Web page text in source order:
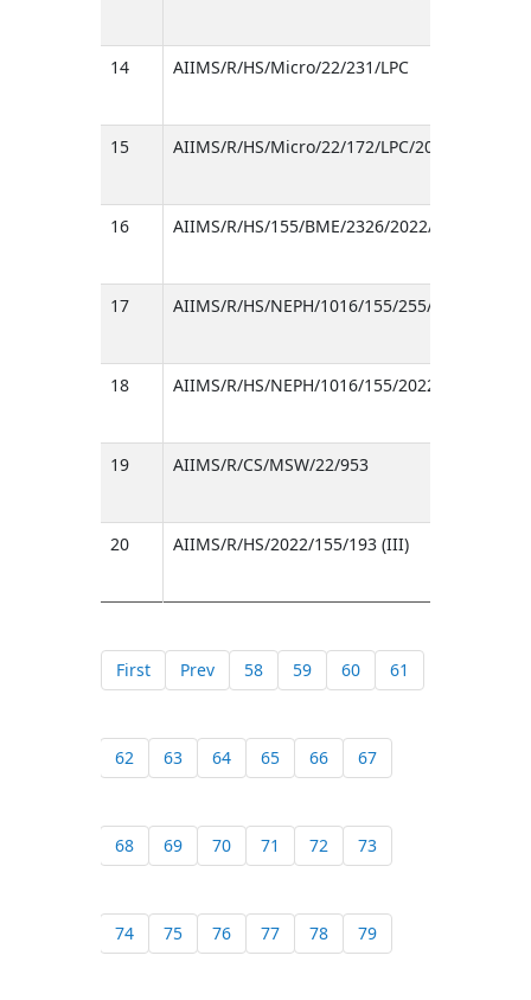
14 AIIMS/R/HS/Micro/22/231/LPC
15 AIIMS/R/HS/Micro/22/172/LPC/207
16 AIIMS/R/HS/155/BME/2326/2022/206
17 AIIMS/R/HS/NEPH/1016/155/255/2022/205
18 AIIMS/R/HS/NEPH/1016/155/2022
19 AIIMS/R/CS/MSW/22/953
20 AIIMS/R/HS/2022/155/193 (III)
First Prev 58 59 60 61
62 63 64 65 66 67
68 69 70 71 72 73
74 75 76 77 78 79